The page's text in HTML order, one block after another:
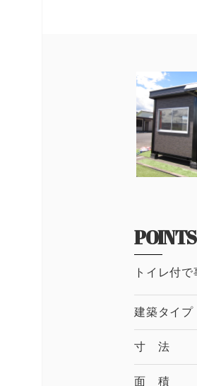
POINTS
トイレ付
建築タイプ
寸 法
面 積